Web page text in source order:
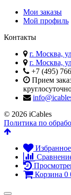
Мои заказы
Мой профиль
Контакты
г. Москва,
г. Москва,
+7 (495)
Прием
© 2026 iCables
Политика по
Избранное
Корзина 0